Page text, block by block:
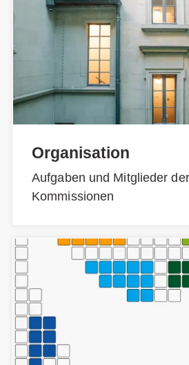
Organisation
Aufgaben und Mitglieder
Kommissionen